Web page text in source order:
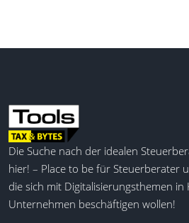
API- und Systemintegration
KI-gestützte Vertragssuche
Die Suche nach der idealen
hier! – Place to be für Steuerberater
die sich mit Digitalisierungsthemen in
Unternehmen beschäftigen wollen!